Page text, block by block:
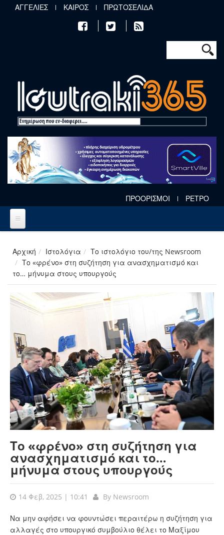
Παράκαμψη προς το κυρίως περιεχόμενο
ΑΓΓΕΛΙΕΣ ΚΑΙΡΟΣ ΠΡΩΤΟΣΕΛΙΔΑ
Φόρμα
Αναζήτηση
ΠΡΟΟΡΙΣΜΟΙ ΡΕΤΡΟ
Αρχική Ιστολόγια
Το ιστολόγιο του/της Newsroom
Το «φρένο» στη συζήτηση για ανασχηματισμό και
το… μήνυμα στους υπουργούς
Το «φρένο» στη συζήτηση για
ανασχηματισμό και το…
μήνυμα στους υπουργούς
14 Φεβ, 2025 | 10:41 By Newsroom
Να μην αφήσει να φουντώσει περαιτέρω η συζήτηση για
αλλαγές στο υπουργικό συμβούλιο θέλει το Μαξίμου